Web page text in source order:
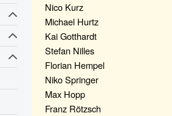
Nico Kurz
Michael Hurtz
Kai Gotthardt
Stefan Nilles
Florian Hempel
Niko Springer
Max Hopp
Franz Rötzsch